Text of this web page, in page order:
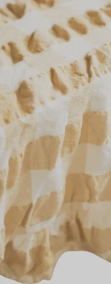
duk eller
50 cm så
och
bordsduk är
beige eller
skötsel
till 40-60
fuktig trasa.
för specifik